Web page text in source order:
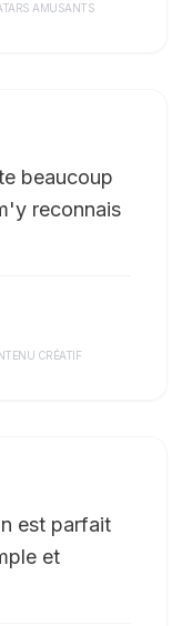
AMUSANTS
beaucoup
reconnais
CRÉATIF
est parfait
et